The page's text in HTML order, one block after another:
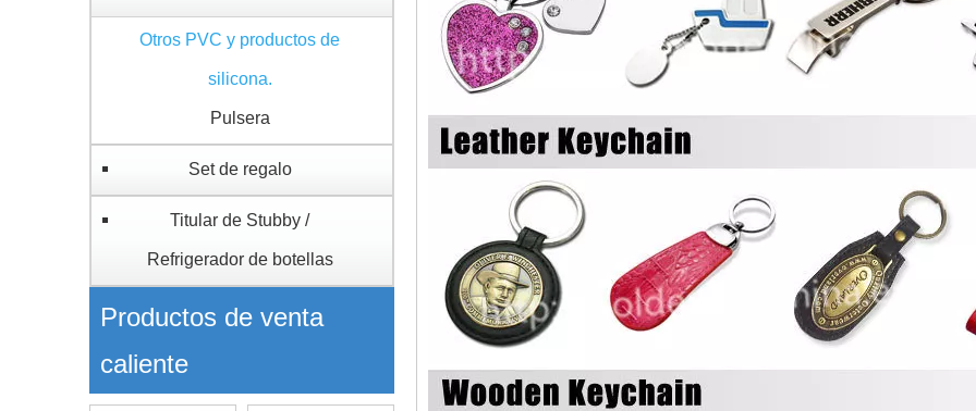
Otros PVC y productos de
silicona.
Pulsera
Set de regalo
Titular de Stubby /
Refrigerador de botellas
Productos de venta
caliente